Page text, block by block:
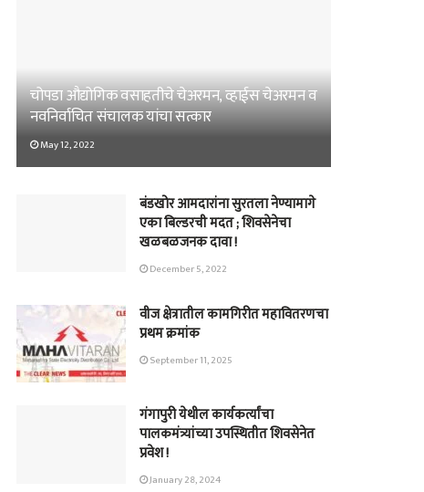
चोपडा औद्योगिक वसाहतीचे चेअरमन, व्हाईस चेअरमन व
नवनिर्वाचित संचालक यांचा सत्कार
May 12, 2022
बंडखोर आमदारांना सुरतला नेण्यामागे
एका बिल्डरची मदत ; शिवसेनेचा
खळबळजनक दावा !
December 5, 2022
वीज क्षेत्रातील कामगिरीत महावितरणचा
प्रथम क्रमांक
September 11, 2025
गंगापुरी येथील कार्यकर्त्यांचा
पालकमंत्र्यांच्या उपस्थितीत शिवसेनेत
प्रवेश !
January 28, 2024